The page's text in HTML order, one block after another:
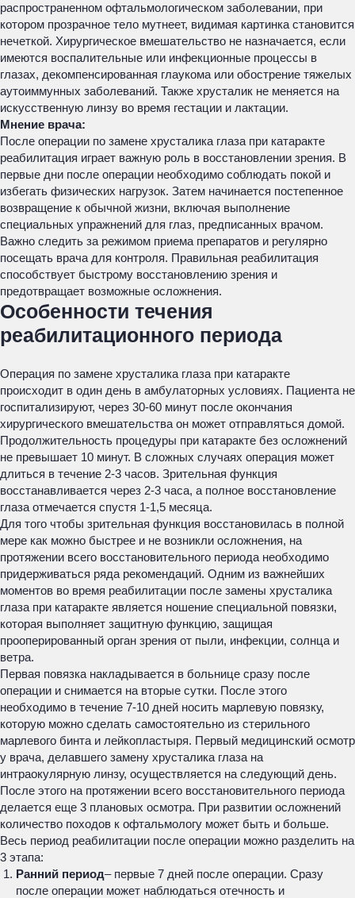
распространенном офтальмологическом заболевании, при
котором прозрачное тело мутнеет, видимая картинка становится
нечеткой. Хирургическое вмешательство не назначается, если
имеются воспалительные или инфекционные процессы в
глазах, декомпенсированная глаукома или обострение тяжелых
аутоиммунных заболеваний. Также хрусталик не меняется на
искусственную линзу во время гестации и лактации.
Мнение врача:
После операции по замене хрусталика глаза при катаракте
реабилитация играет важную роль в восстановлении зрения. В
первые дни после операции необходимо соблюдать покой и
избегать физических нагрузок. Затем начинается постепенное
возвращение к обычной жизни, включая выполнение
специальных упражнений для глаз, предписанных врачом.
Важно следить за режимом приема препаратов и регулярно
посещать врача для контроля. Правильная реабилитация
способствует быстрому восстановлению зрения и
предотвращает возможные осложнения.
Особенности течения
реабилитационного периода
Операция по замене хрусталика глаза при катаракте
происходит в один день в амбулаторных условиях. Пациента не
госпитализируют, через 30-60 минут после окончания
хирургического вмешательства он может отправляться домой.
Продолжительность процедуры при катаракте без осложнений
не превышает 10 минут. В сложных случаях операция может
длиться в течение 2-3 часов. Зрительная функция
восстанавливается через 2-3 часа, а полное восстановление
глаза отмечается спустя 1-1,5 месяца.
Для того чтобы зрительная функция восстановилась в полной
мере как можно быстрее и не возникли осложнения, на
протяжении всего восстановительного периода необходимо
придерживаться ряда рекомендаций. Одним из важнейших
моментов во время реабилитации после замены хрусталика
глаза при катаракте является ношение специальной повязки,
которая выполняет защитную функцию, защищая
прооперированный орган зрения от пыли, инфекции, солнца и
ветра.
Первая повязка накладывается в больнице сразу после
операции и снимается на вторые сутки. После этого
необходимо в течение 7-10 дней носить марлевую повязку,
которую можно сделать самостоятельно из стерильного
марлевого бинта и лейкопластыря. Первый медицинский осмотр
у врача, делавшего замену хрусталика глаза на
интраокулярную линзу, осуществляется на следующий день.
После этого на протяжении всего восстановительного периода
делается еще 3 плановых осмотра. При развитии осложнений
количество походов к офтальмологу может быть и больше.
Весь период реабилитации после операции можно разделить на
3 этапа:
Ранний период– первые 7 дней после операции. Сразу
после операции может наблюдаться отечность и